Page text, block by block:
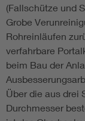
(Fallschütze und
Grobe
Rohreinläufen
verfahrbare
beim Bau der
Über die aus drei
Durchmesser